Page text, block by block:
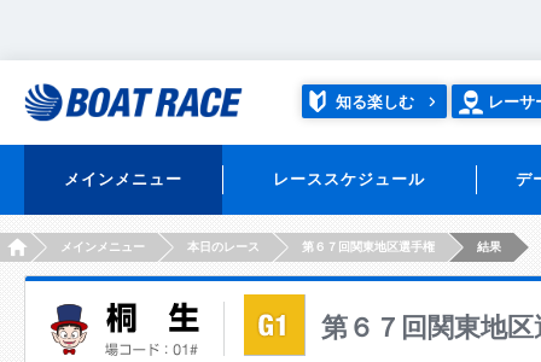
知る楽しむ レーサ
メインメニュー レーススケジュール デ
HOMEメインメニュー 本日のレース 第６７回関東地区選手権 結果
第６７回関東地区